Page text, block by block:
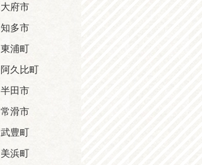
大府市
知多市
東浦町
阿久比町
半田市
常滑市
武豊町
美浜町